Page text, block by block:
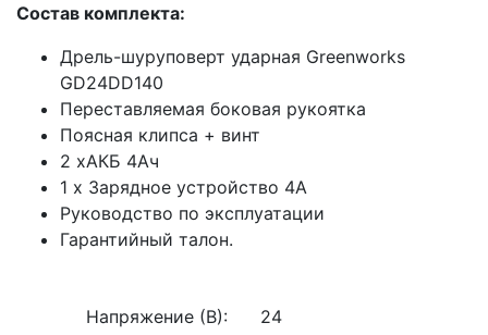
Состав комплекта:
Дрель-шуруповерт ударная Greenworks
GD24DD140
Переставляемая боковая рукоятка
Поясная клипса + винт
2 хАКБ 4Ач
1 х Зарядное устройство 4А
Руководство по эксплуатации
Гарантийный талон.
Напряжение (В): 24